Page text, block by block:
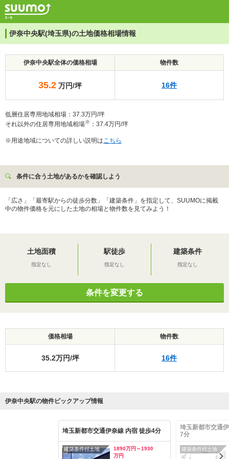
伊奈中央駅(埼玉県)の土地価格相場情報
伊奈中央駅全体の価格相場 物件数
35.2 万円/坪 16件
低層住居専用地域相場：37.3万円/坪
それ以外の住居専用地域相場※ ：37.4万円/坪
※用途地域についての詳しい説明はこちら
条件に合う土地があるかを確認しよう
「広さ」「最寄駅からの徒歩分数」「建築条件」を指定して、SUUMOに掲載
中の物件価格を元にした土地の相場と物件数を見てみよう！
土地面積
指定なし
駅徒歩
指定なし
建築条件
指定なし
条件を変更する
価格相場 物件数
35.2万円/坪 16件
伊奈中央駅の物件ピックアップ情報
埼玉新都市交通伊奈線 内宿 徒歩4分
建築条件付土地
1890万円～1930
万円
埼玉新都市交通
7分
建築条件付土地